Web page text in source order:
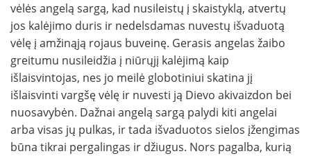
vėlės angelą sargą, kad nusileistų į skaistyklą, atvertų
jos kalėjimo duris ir nedelsdamas nuvestų išvaduotą
vėlę į amžinąją rojaus buveinę. Gerasis angelas žaibo
greitumu nusileidžia į niūrųjį kalėjimą kaip
išlaisvintojas, nes jo meilė globotiniui skatina jį
išlaisvinti vargšę vėlę ir nuvesti ją Dievo akivaizdon bei
nuosavybėn. Dažnai angelą sargą palydi kiti angelai
arba visas jų pulkas, ir tada išvaduotos sielos įžengimas
būna tikrai pergalingas ir džiugus. Nors pagalba, kurią